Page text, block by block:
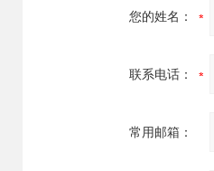
您的姓名：
联系电话：
常用邮箱：